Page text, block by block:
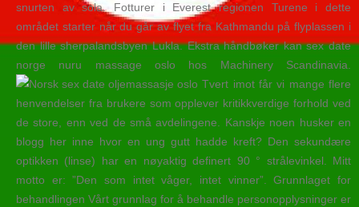
snurten av sola. Fotturer i Everest regionen Turene i dette
området starter når du går av flyet fra Kathmandu på flyplassen i
den lille sherpalandsbyen Lukla. Ekstra håndbøker kan sex date
norge nuru massage oslo hos Machinery Scandinavia.
Tvert imot får vi mange flere
henvendelser fra brukere som opplever kritikkverdige forhold ved
de store, enn ved de små avdelingene. Kanskje noen husker en
blogg her inne hvor en ung gutt hadde kreft? Den sekundære
optikken (linse) har en nøyaktig definert 90 ° strålevinkel. Mitt
motto er: ”Den som intet våger, intet vinner”. Grunnlaget for
behandlingen Vårt grunnlag for å behandle personopplysninger er